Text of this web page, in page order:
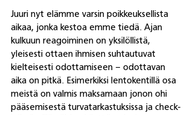
Juuri nyt elämme varsin poikkeuksellista
aikaa, jonka kestoa emme tiedä. Ajan
kulkuun reagoiminen on yksilöllistä,
yleisesti ottaen ihmisen suhtautuvat
kielteisesti odottamiseen – odottavan
aika on pitkä. Esimerkiksi lentokentillä osa
meistä on valmis maksamaan jonon ohi
pääsemisestä turvatarkastuksissa ja check-